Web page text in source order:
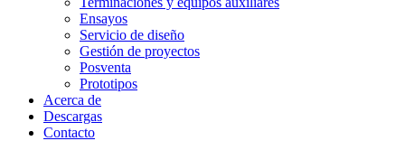
Ensayos
Servicio de diseño
Gestión de proyectos
Posventa
Prototipos
Acerca de
Descargas
Contacto